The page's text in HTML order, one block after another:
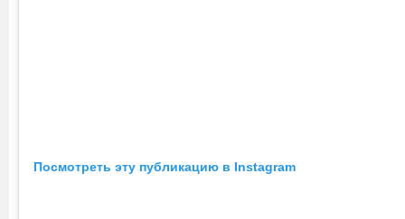
Посмотреть эту публикацию в Instagram